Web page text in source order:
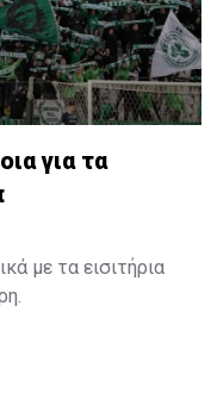
για τα
με τα εισιτήρια